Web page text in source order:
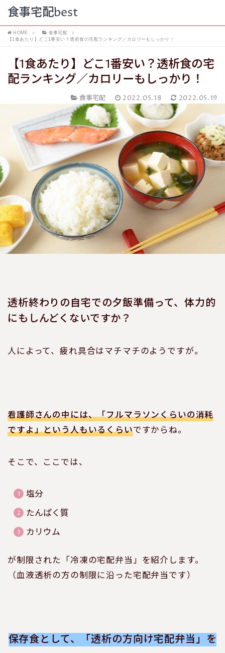
食事宅配best
HOME
食事宅配
【1食あたり】どこ1番安い？透析食の宅配ランキング／カロリーもしっかり！
【1食あたり】どこ1番安い？透析食の宅
配ランキング／カロリーもしっかり！
食事宅配 2022.05.18 2022.05.19
透析終わりの自宅での夕飯準備って、体力的
にもしんどくないですか？
人によって、疲れ具合はマチマチのようですが。
看護師さんの中には、「フルマラソンくらいの消耗
ですよ」という人もいるくらいですからね。
そこで、ここでは、
塩分
たんぱく質
カリウム
が制限された「冷凍の宅配弁当」を紹介します。
（血液透析の方の制限に沿った宅配弁当です）
保存食として、「透析の方向け宅配弁当」を